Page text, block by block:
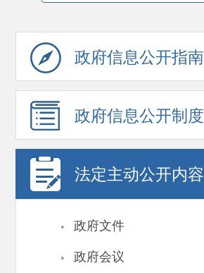
政府信息公开指南
政府信息公开制度
法定主动公开内容
· 政府文件
· 政府会议